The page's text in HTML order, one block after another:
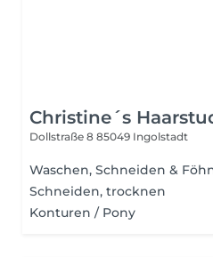
Christine´s
Dollstraße 8 85049 Ingolstadt
Waschen, Schneiden &
Schneiden, trocknen
Konturen / Pony